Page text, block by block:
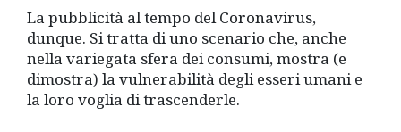
La pubblicità al tempo del Coronavirus,
dunque. Si tratta di uno scenario che, anche
nella variegata sfera dei consumi, mostra (e
dimostra) la vulnerabilità degli esseri umani e
la loro voglia di trascenderle.